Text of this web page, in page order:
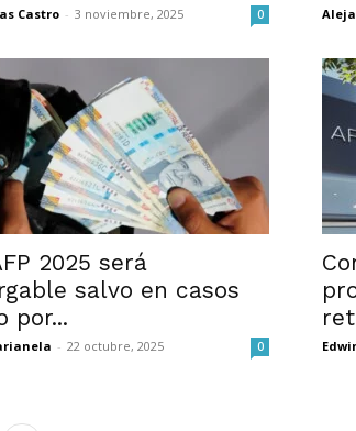
Castro - 3 noviembre, 2025 0
2025 será
salvo en casos
por...
- 22 octubre, 2025 0